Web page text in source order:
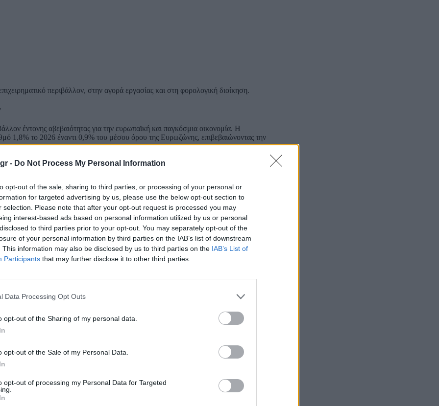
- Do Not Process My Personal Information
opt-out of the sale, sharing to third parties, or processing of your personal or
for targeted advertising by us, please use the below opt-out section to
selection. Please note that after your opt-out request is processed you may
interest-based ads based on personal information utilized by us or personal
to third parties prior to your opt-out. You may separately opt-out of the
of your personal information by third parties on the IAB’s list of downstream
This information may also be disclosed by us to third parties on the IAB’s List of
Participants that may further disclose it to other third parties.
Data Processing Opt Outs
opt-out of the Sharing of my personal data.
opt-out of the Sale of my Personal Data.
opt-out of processing my Personal Data for Targeted
περιβάλλον, στην αγορά εργασίας και στη φορολογική διοίκηση.
έντονης αβεβαιότητας για την ευρωπαϊκή και παγκόσμια οικονομία. Η
1,8% το 2026 έναντι 0,9% του μέσου όρου της Ευρωζώνης, επιβεβαιώνοντας την
επίδοση
2025, έναντι 1,3% του ΑΕΠ το 2024.
εισφορών, αυξήσεις μισθών στο Δημόσιο και στοχευμένα μέτρα στήριξης
δημόσιου χρέους:
χρέους προς ΑΕΠ κατά σχεδόν 20 ποσοστιαίες μονάδες. Η Επιτροπή αποδίδει την
διατήρηση πλεονασματικών δημοσιονομικών αποτελεσμάτων.